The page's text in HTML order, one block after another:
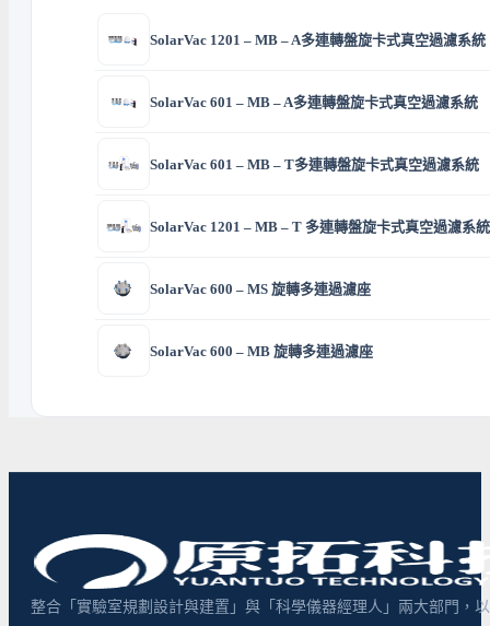
SolarVac 1201 – MB – A多連轉盤旋卡式真空過濾系統
SolarVac 601 – MB – A多連轉盤旋卡式真空過濾系統
SolarVac 601 – MB – T多連轉盤旋卡式真空過濾系統
SolarVac 1201 – MB – T 多連轉盤旋卡式真空過濾系統
SolarVac 600 – MS 旋轉多連過濾座
SolarVac 600 – MB 旋轉多連過濾座
整合「實驗室規劃設計與建置」與「科學儀器經理人」兩大部門，